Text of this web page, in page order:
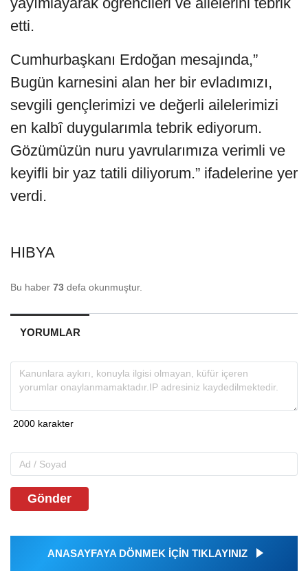
etti.
Cumhurbaşkanı Erdoğan mesajında,”
Bugün karnesini alan her bir evladımızı,
sevgili gençlerimizi ve değerli ailelerimizi
en kalbî duygularımla tebrik ediyorum.
Gözümüzün nuru yavrularımıza verimli ve
keyifli bir yaz tatili diliyorum.” ifadelerine yer
verdi.
HIBYA
Bu haber 73 defa okunmuştur.
YORUMLAR
Gönder
ANASAYFAYA DÖNMEK İÇİN TIKLAYINIZ